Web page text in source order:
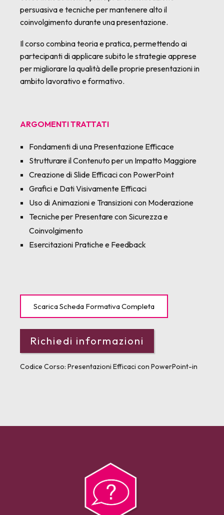
persuasiva e tecniche per mantenere alto il
coinvolgimento durante una presentazione.
Il corso combina teoria e pratica, permettendo ai
partecipanti di applicare subito le strategie apprese
per migliorare la qualità delle proprie presentazioni in
ambito lavorativo e formativo.
ARGOMENTI TRATTATI
Fondamenti di una Presentazione Efficace
Strutturare il Contenuto per un Impatto Maggiore
Creazione di Slide Efficaci con PowerPoint
Grafici e Dati Visivamente Efficaci
Uso di Animazioni e Transizioni con Moderazione
Tecniche per Presentare con Sicurezza e
Coinvolgimento
Esercitazioni Pratiche e Feedback
Scarica Scheda Formativa Completa
Codice Corso: Presentazioni Efficaci con PowerPoint-in